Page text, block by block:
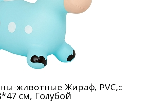
животные Жираф, PVC,с
см, Голубой